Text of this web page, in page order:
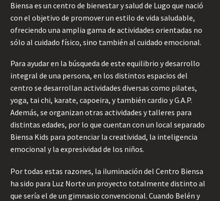
Biensa es un centro de bienestar y salud de Lugo que nació
con el objetivo de promover un estilo de vida saludable,
ofreciendo una amplia gama de actividades orientadas no
sólo al cuidado físico, sino también al cuidado emocional.
Para ayudar en la búsqueda de este equilibrio y desarrollo
integral de una persona, en los distintos espacios del
centro se desarrollan actividades diversas como pilates,
yoga, tai chi, karate, capoeira, y también cardio y G.A.P.
Además, se organizan otras actividades y talleres para
distintas edades, por lo que cuentan con un local separado
Biensa Kids para potenciar la creatividad, la inteligencia
emocional y la expresividad de los niños.
Por todas estas razones, la iluminación del Centro Biensa
ha sido para Luz Norte un proyecto totalmente distinto al
que sería el de un gimnasio convencional. Cuando Belén y